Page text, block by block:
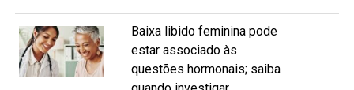
Baixa libido feminina pode
estar associado às
questões hormonais; saiba